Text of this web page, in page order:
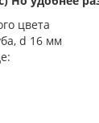
цвета
d 16 мм